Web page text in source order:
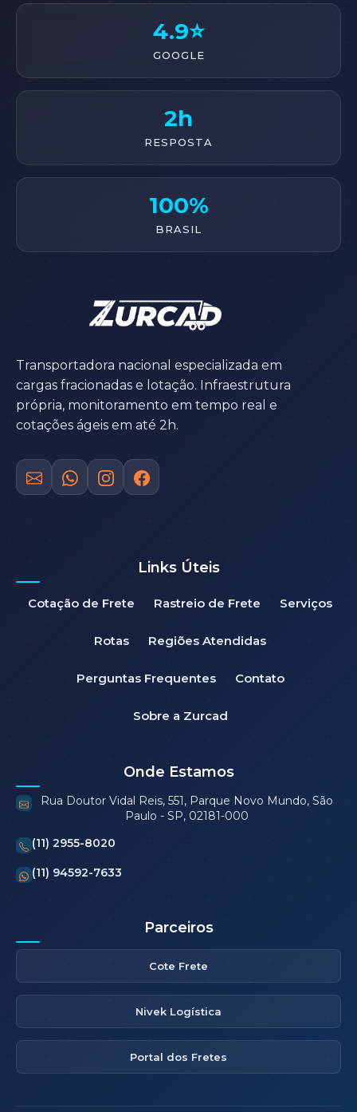
4.9⭐
GOOGLE
2h
RESPOSTA
100%
BRASIL
Transportadora nacional especializada em
cargas fracionadas e lotação. Infraestrutura
própria, monitoramento em tempo real e
cotações ágeis em até 2h.
Links Úteis
Cotação de Frete Rastreio de Frete Serviços
Rotas Regiões Atendidas
Perguntas Frequentes Contato
Sobre a Zurcad
Onde Estamos
Rua Doutor Vidal Reis, 551, Parque Novo Mundo, São
Paulo - SP, 02181-000
(11) 2955-8020
(11) 94592-7633
Parceiros
Cote Frete
Nivek Logística
Portal dos Fretes